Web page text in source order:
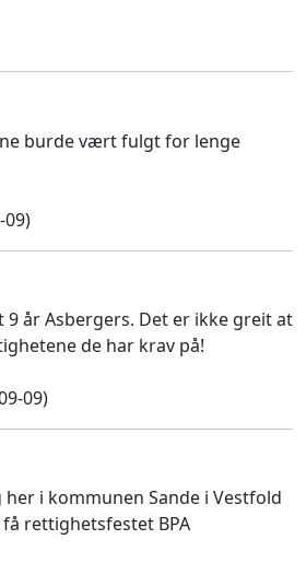
burde vært fulgt for lenge
09)
9 år Asbergers. Det er ikke greit at
de har krav på!
09)
i kommunen Sande i Vestfold
rettighetsfestet BPA